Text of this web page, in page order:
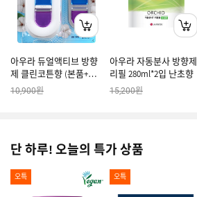
아우라 듀얼액티브 방향
제 클린코튼향 (본품+리
필)
10,900원
아우라 자동분사 방향제
리필 280ml*2입 난초향
15,200원
단 하루! 오늘의 특가 상품
오특 오특